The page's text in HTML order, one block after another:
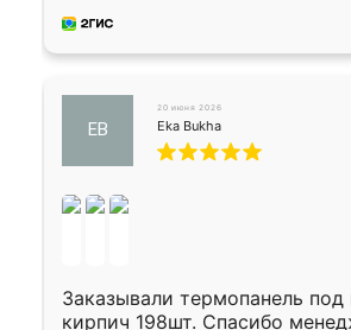
EB
20 июня 2026
Eka Bukha
Заказывали термопанель под
кирпич 198шт. Спасибо